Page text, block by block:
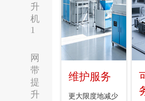
升
机
1
网
带
提
升
维护服务
更大限度地减少